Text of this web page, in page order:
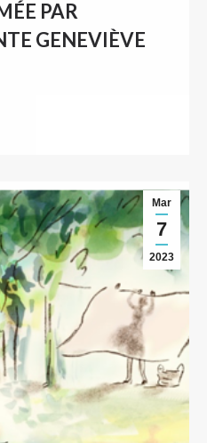
PAR
GENEVIÈVE
Mar
7
2023